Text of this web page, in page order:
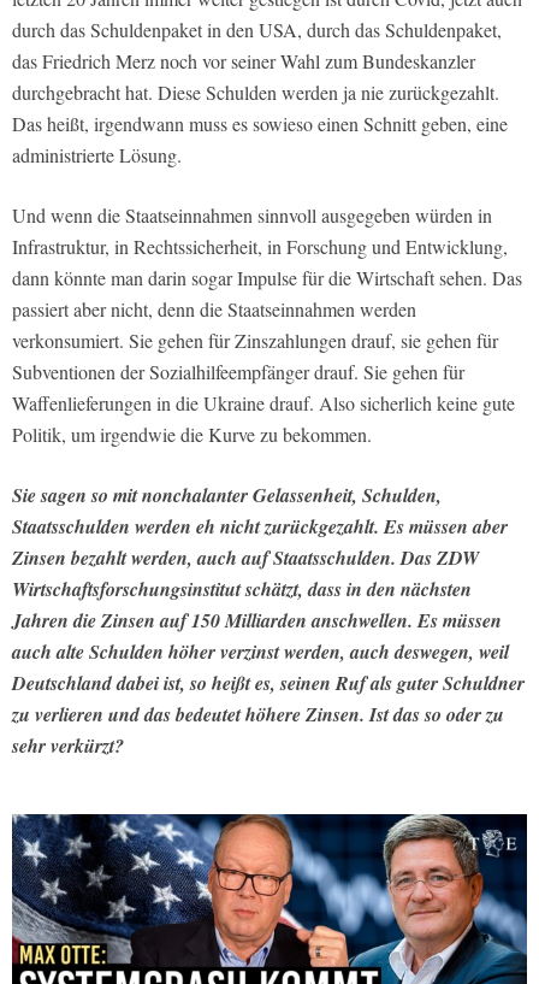
durch das Schuldenpaket in den USA, durch das Schuldenpaket,
das Friedrich Merz noch vor seiner Wahl zum Bundeskanzler
durchgebracht hat. Diese Schulden werden ja nie zurückgezahlt.
Das heißt, irgendwann muss es sowieso einen Schnitt geben, eine
administrierte Lösung.
Und wenn die Staatseinnahmen sinnvoll ausgegeben würden in
Infrastruktur, in Rechtssicherheit, in Forschung und Entwicklung,
dann könnte man darin sogar Impulse für die Wirtschaft sehen. Das
passiert aber nicht, denn die Staatseinnahmen werden
verkonsumiert. Sie gehen für Zinszahlungen drauf, sie gehen für
Subventionen der Sozialhilfeempfänger drauf. Sie gehen für
Waffenlieferungen in die Ukraine drauf. Also sicherlich keine gute
Politik, um irgendwie die Kurve zu bekommen.
Sie sagen so mit nonchalanter Gelassenheit, Schulden,
Staatsschulden werden eh nicht zurückgezahlt. Es müssen aber
Zinsen bezahlt werden, auch auf Staatsschulden. Das ZDW
Wirtschaftsforschungsinstitut schätzt, dass in den nächsten
Jahren die Zinsen auf 150 Milliarden anschwellen. Es müssen
auch alte Schulden höher verzinst werden, auch deswegen, weil
Deutschland dabei ist, so heißt es, seinen Ruf als guter Schuldner
zu verlieren und das bedeutet höhere Zinsen. Ist das so oder zu
sehr verkürzt?